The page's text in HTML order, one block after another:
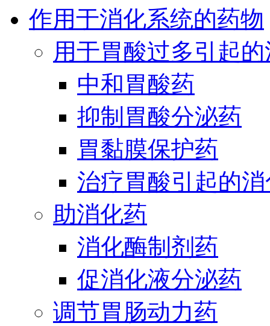
作用于消化系统的药物
用于胃酸过多引起
中和胃酸药
抑制胃酸分泌药
胃黏膜保护药
治疗胃酸引起的
助消化药
消化酶制剂药
促消化液分泌药
调节胃肠动力药